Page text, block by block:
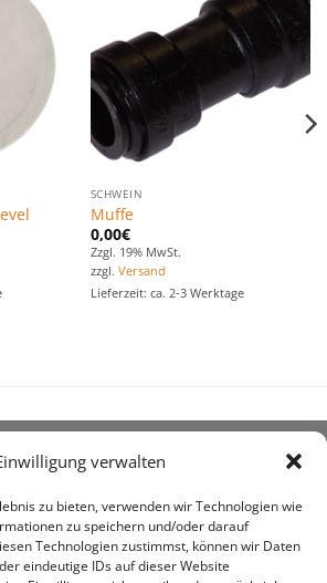
verwalten
zu bieten, verwenden wir Technologien wie
zu speichern und/oder darauf
Technologien zustimmst, können wir Daten
eindeutige IDs auf dieser Website
Zu den
Favoriten
Zu den
Favoriten
hinzufügen
SCHWEIN
Muffe
0,00€
Zzgl. 19% MwSt.
zzgl. Versand
Lieferzeit: ca. 2-3 Werktage